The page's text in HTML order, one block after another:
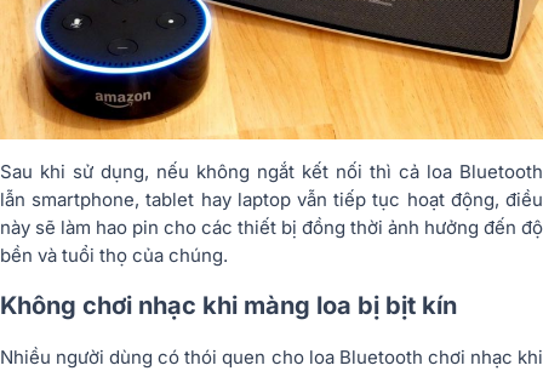
Sau khi sử dụng, nếu không ngắt kết nối thì cả loa Bluetooth
lẫn smartphone, tablet hay laptop vẫn tiếp tục hoạt động, điều
này sẽ làm hao pin cho các thiết bị đồng thời ảnh hưởng đến độ
bền và tuổi thọ của chúng.
Không chơi nhạc khi màng loa bị bịt kín
Nhiều người dùng có thói quen cho loa Bluetooth chơi nhạc khi